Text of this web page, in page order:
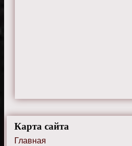
Карта сайта
Главная